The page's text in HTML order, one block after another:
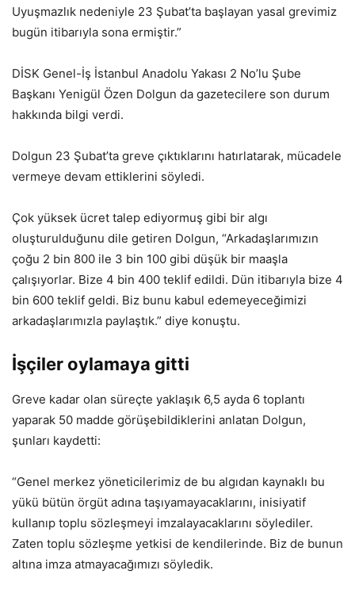
Uyuşmazlık nedeniyle 23 Şubat’ta başlayan yasal grevimiz
bugün itibarıyla sona ermiştir.”
DİSK Genel-İş İstanbul Anadolu Yakası 2 No’lu Şube
Başkanı Yenigül Özen Dolgun da gazetecilere son durum
hakkında bilgi verdi.
Dolgun 23 Şubat’ta greve çıktıklarını hatırlatarak, mücadele
vermeye devam ettiklerini söyledi.
Çok yüksek ücret talep ediyormuş gibi bir algı
oluşturulduğunu dile getiren Dolgun, “Arkadaşlarımızın
çoğu 2 bin 800 ile 3 bin 100 gibi düşük bir maaşla
çalışıyorlar. Bize 4 bin 400 teklif edildi. Dün itibarıyla bize 4
bin 600 teklif geldi. Biz bunu kabul edemeyeceğimizi
arkadaşlarımızla paylaştık.” diye konuştu.
İşçiler oylamaya gitti
Greve kadar olan süreçte yaklaşık 6,5 ayda 6 toplantı
yaparak 50 madde görüşebildiklerini anlatan Dolgun,
şunları kaydetti:
“Genel merkez yöneticilerimiz de bu algıdan kaynaklı bu
yükü bütün örgüt adına taşıyamayacaklarını, inisiyatif
kullanıp toplu sözleşmeyi imzalayacaklarını söylediler.
Zaten toplu sözleşme yetkisi de kendilerinde. Biz de bunun
altına imza atmayacağımızı söyledik.